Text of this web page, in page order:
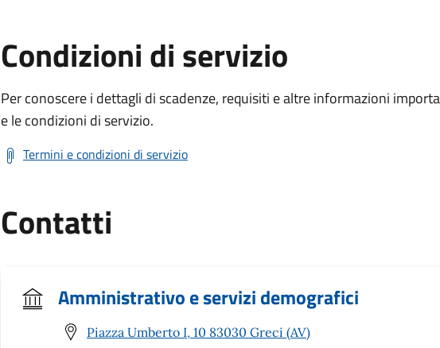
Condizioni di servizio
Per conoscere i dettagli di scadenze, requisiti e altre informazioni
e le condizioni di servizio.
Termini e condizioni di servizio
Contatti
Amministrativo e servizi demografici
Piazza Umberto I, 10 83030 Greci (AV)